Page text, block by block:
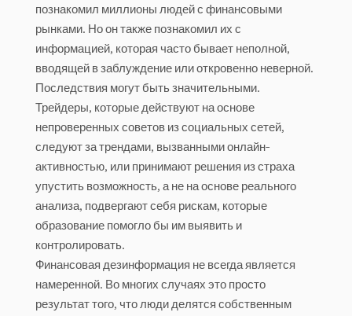
познакомил миллионы людей с финансовыми
рынками. Но он также познакомил их с
информацией, которая часто бывает неполной,
вводящей в заблуждение или откровенно неверной.
Последствия могут быть значительными.
Трейдеры, которые действуют на основе
непроверенных советов из социальных сетей,
следуют за трендами, вызванными онлайн-
активностью, или принимают решения из страха
упустить возможность, а не на основе реального
анализа, подвергают себя рискам, которые
образование помогло бы им выявить и
контролировать.
Финансовая дезинформация не всегда является
намеренной. Во многих случаях это просто
результат того, что люди делятся собственным